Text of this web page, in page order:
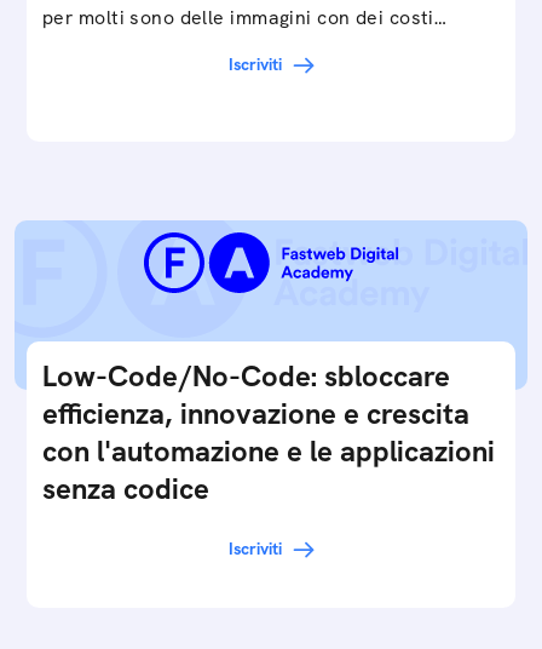
per molti sono delle immagini con dei costi…
Iscriviti
Low-Code/No-Code: sbloccare
efficienza, innovazione e crescita
con l'automazione e le applicazioni
senza codice
Iscriviti